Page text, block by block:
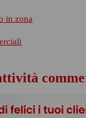
in zona